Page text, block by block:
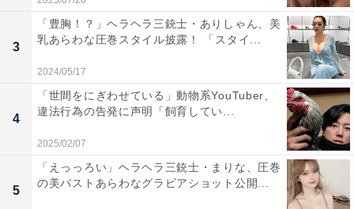
3
「豊胸！？」ヘラヘラ三銃士・ありしゃん、美
乳あらわな圧巻スタイル披露！ 「スタイ...
2024/05/17
4
「世間をにぎわせている」動物系YouTuber、
違法行為の告発に声明「飼育してい...
2025/02/07
5
「えっっろい」ヘラヘラ三銃士・まりな、圧巻
の美バストあらわなグラビアショット公開...